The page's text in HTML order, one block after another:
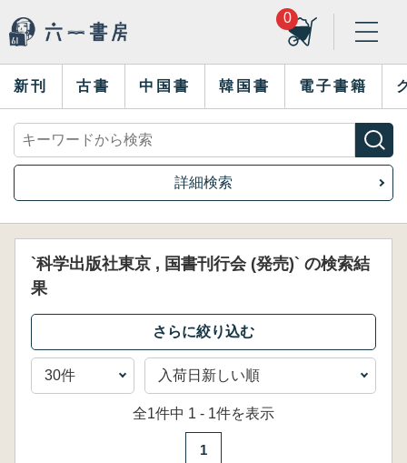
0
新刊 古書 中国書 韓国書 電子書籍
詳細検索
`科学出版社東京 , 国書刊行会 (発売)` の検索結
果
全1件中 1 - 1件を表示
1